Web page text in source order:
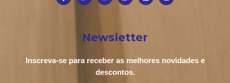
Newsletter
Inscreva-se para receber as melhores novidades e
descontos.